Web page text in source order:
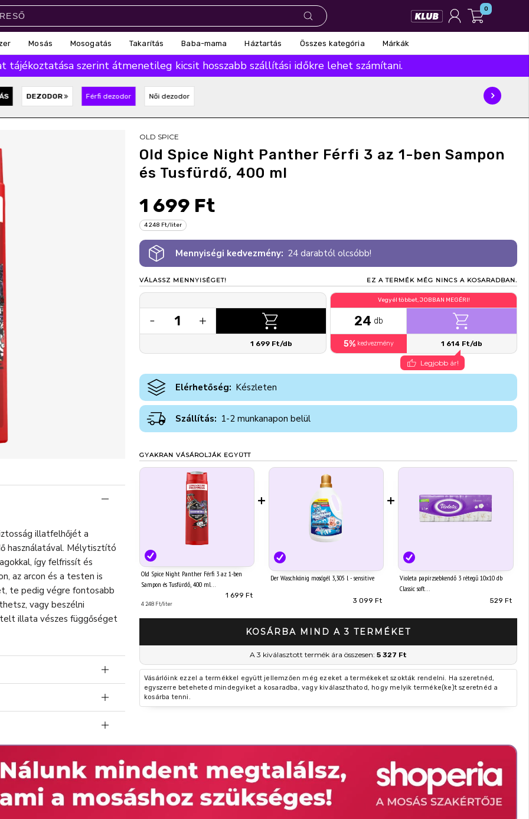
0
Mosás Mosogatás Takarítás Baba-mama Háztartás Összes kategória Márkák
tájékoztatása szerint átmenetileg kicsit hosszabb szállítási időkre lehet számítani.
DEZODOR Férfi dezodor Női dezodor
OLD SPICE
Old Spice Night Panther Férfi 3 az 1-ben Sampon
és Tusfürdő, 400 ml
1 699 Ft
4 248 Ft/liter
Mennyiségi kedvezmény: 24 darabtól olcsóbb!
VÁLASSZ MENNYISÉGET! EZ A TERMÉK MÉG NINCS A KOSARADBAN.
- 1 +
1 699 Ft/db
Vegyél többet, JOBBAN MEGÉRI!
24 db
5% kedvezmény 1 614 Ft/db
Legjobb ár!
Elérhetőség: Készleten
Szállítás: 1-2 munkanapon belül
GYAKRAN VÁSÁROLJÁK EGYÜTT
Old Spice Night Panther Férfi 3 az 1-ben
Sampon és Tusfürdő, 400 ml
1 699 Ft
4 248 Ft/liter
+
Der Waschkönig mosógél 3,305 l - sensitive
3 099 Ft
+
Violeta papírzsebkendő 3 rétegű 10x10 db
Classic soft
529 Ft
KOSÁRBA MIND A 3 TERMÉKET
A 3 kiválasztott termék ára összesen: 5 327 Ft
Vásárlóink ezzel a termékkel együtt jellemzően még ezeket a termékeket szokták rendelni. Ha szeretnéd,
egyszerre beteheted mindegyiket a kosaradba, vagy kiválaszthatod, hogy melyik terméke(ke)t szeretnéd a
kosárba tenni.
illatfelhőjét a
használatával. Mélytisztító
így felfrissít és
az arcon és a testen is
te pedig végre fontosabb
vagy beszélni
illata vészes függőséget
Az Old Spice
illata gondoskodik
okozhat
új szintre a tusolás
le, de a bőrt is simává és
ARCTISZTÍTÁS az idő- és